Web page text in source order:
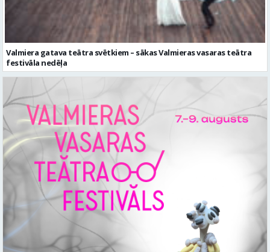
Valmiera gatava teātra svētkiem – sākas Valmieras vasaras teātra
festivāla nedēļa